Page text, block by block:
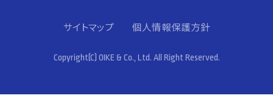
サイトマップ 個人情報保護方針
Copyright(C) OIKE & Co., Ltd. All Right Reserved.